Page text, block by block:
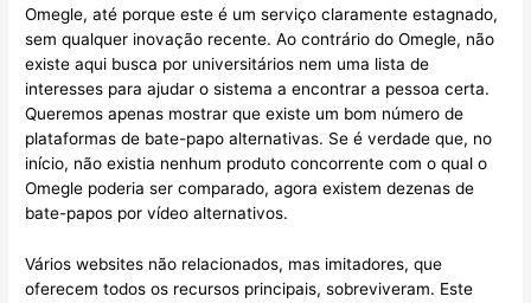
Omegle, até porque este é um serviço claramente estagnado,
sem qualquer inovação recente. Ao contrário do Omegle, não
existe aqui busca por universitários nem uma lista de
interesses para ajudar o sistema a encontrar a pessoa certa.
Queremos apenas mostrar que existe um bom número de
plataformas de bate-papo alternativas. Se é verdade que, no
início, não existia nenhum produto concorrente com o qual o
Omegle poderia ser comparado, agora existem dezenas de
bate-papos por vídeo alternativos.
Vários websites não relacionados, mas imitadores, que
oferecem todos os recursos principais, sobreviveram. Este